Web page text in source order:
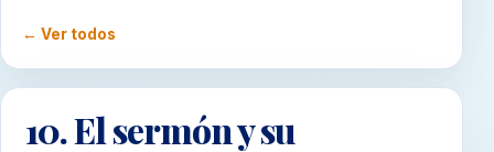
5. La apertura del culto
6. La alabanza congregacional
← Ver todos
10. El sermón y su